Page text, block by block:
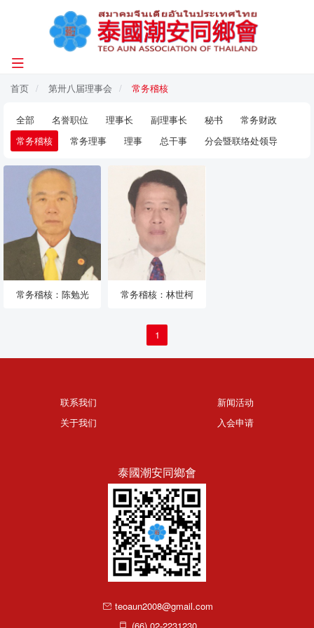
首页 第卅八届理事会 常务稽核
全部 名誉职位 理事长 副理事长 秘书
常务财政
常务稽核
常务理事 理事 总干事 分会暨联络处领导
常务稽核：陈勉光 常务稽核：林世柯
1
联系我们
关于我们
新闻活动
入会申请
泰國潮安同鄉會
teoaun2008@gmail.com